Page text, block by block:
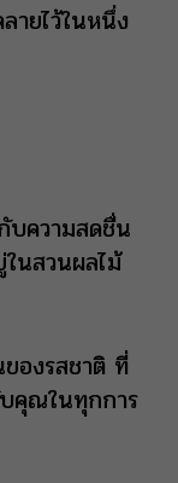
ายไว้ในหนึ่ง
บความสดชื่น
นสวนผลไม้
องรสชาติ ที่
คุณในทุกการ